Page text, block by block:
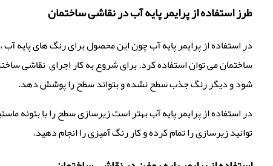
طرز استفاده از پرایمر پایه آب در نقاشی ساختمان
در استفاده از پرایمر پایه آب چون این محصول برای رنگ های پایه
ساختمان می توان استفاده کرد. برای شروع به کار اجرای نقاشی
شود و دیگر رنگ جذب سطح نشده و بتواند سطح را پوشش دهد.
در استفاده از پرایمر پایه آب بهتر است زیرسازی سطح را با
توانید زیرسازی را تمام کرده و کار رنگ آمیزی را انجام دهید.